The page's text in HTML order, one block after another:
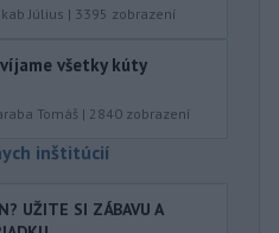
Július | 3395 zobrazení
všetky kúty
Tomáš | 2840 zobrazení
inštitúcií
UŽITE SI ZÁBAVU A